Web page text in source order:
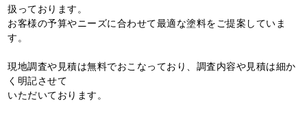
扱っております。
お客様の予算やニーズに合わせて最適な塗料をご提案していま
す。
現地調査や見積は無料でおこなっており、調査内容や見積は細か
く明記させて
いただいております。